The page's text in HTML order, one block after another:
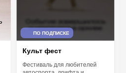
ПО ПОДПИСКЕ
Культ фест
Фестиваль для любителей